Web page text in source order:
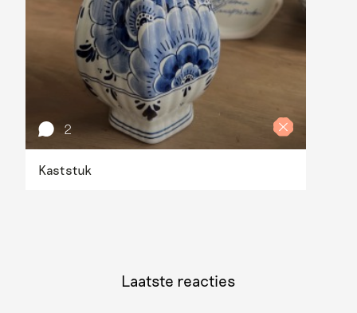
2
Kaststuk
Laatste reacties